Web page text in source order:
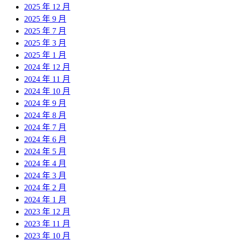
2025 年 12 月
2025 年 9 月
2025 年 7 月
2025 年 3 月
2025 年 1 月
2024 年 12 月
2024 年 11 月
2024 年 10 月
2024 年 9 月
2024 年 8 月
2024 年 7 月
2024 年 6 月
2024 年 5 月
2024 年 4 月
2024 年 3 月
2024 年 2 月
2024 年 1 月
2023 年 12 月
2023 年 11 月
2023 年 10 月